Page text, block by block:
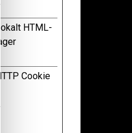
Lokalt HTML-
lager
HTTP Cookie